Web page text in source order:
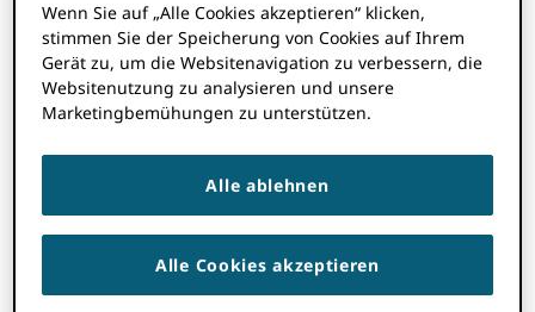
Is ORCID Sind Sie am
ROR-Projekt und an
der Governance
beteiligt?
Wie früher ORCID Vorstandsvorsitzende
Wenn Sie auf „Alle Cookies akzeptieren“ klicken,
stimmen Sie der Speicherung von Cookies auf Ihrem
Gerät zu, um die Websitenavigation zu verbessern, die
Websitenutzung zu analysieren und unsere
Marketingbemühungen zu unterstützen.
Alle ablehnen
Alle Cookies akzeptieren